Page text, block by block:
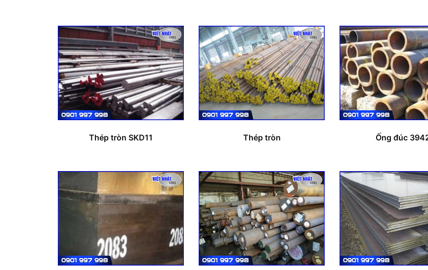
Thép tròn SKD11 Thép tròn Ống đúc